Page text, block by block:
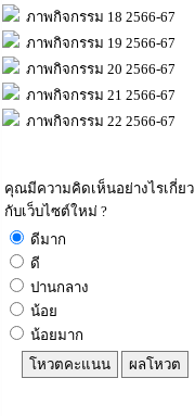
ภาพกิจกรรม 18 2566-67
ภาพกิจกรรม 19 2566-67
ภาพกิจกรรม 20 2566-67
ภาพกิจกรรม 21 2566-67
ภาพกิจกรรม 22 2566-67
คุณมีความคิดเห็นอย่างไรเกี่ยว
กับเว็บไซต์ใหม่ ?
ดีมาก
ดี
ปานกลาง
น้อย
น้อยมาก